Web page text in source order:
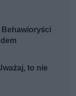
to nie